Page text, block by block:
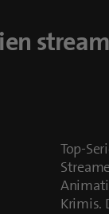
Top-
Krimis.